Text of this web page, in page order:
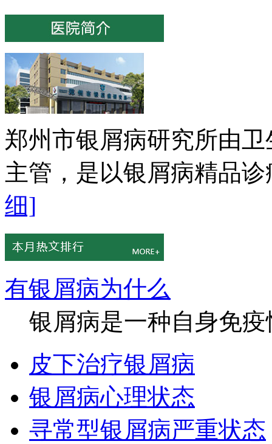
郑州市银屑病研究所由
主管，是以银屑病精品
细]
有银屑病为什么
银屑病是一种自身免
皮下治疗银屑病
银屑病心理状态
寻常型银屑病严重状态